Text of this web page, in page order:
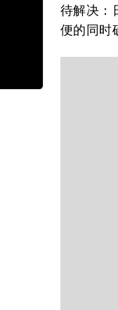
待解决：
便的同时